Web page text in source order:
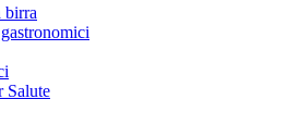
birra
Salute